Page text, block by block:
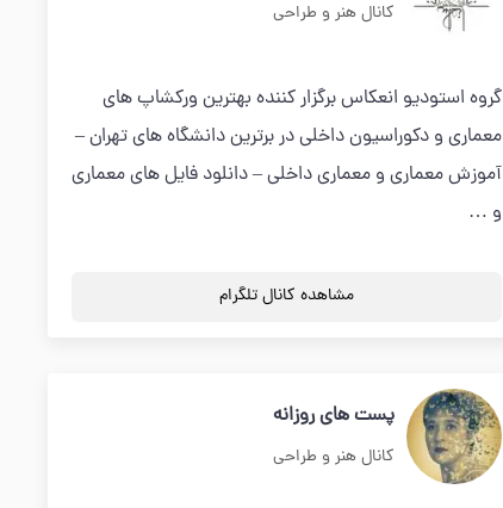
کانال هنر و طراحی
گروه استودیو انعکاس برگزار کننده بهترین ورکشاپ های
معماری و دکوراسیون داخلی در برترین دانشگاه های تهران –
آموزش معماری و معماری داخلی – دانلود فایل های معماری
و …
مشاهده کانال تلگرام
پست های روزانه
کانال هنر و طراحی